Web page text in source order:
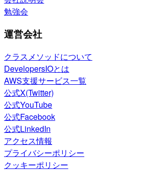
勉強会
運営会社
クラスメソッドについて
DevelopersIOとは
AWS支援サービス一覧
公式X(Twitter)
公式YouTube
公式Facebook
公式LinkedIn
アクセス情報
プライバシーポリシー
クッキーポリシー